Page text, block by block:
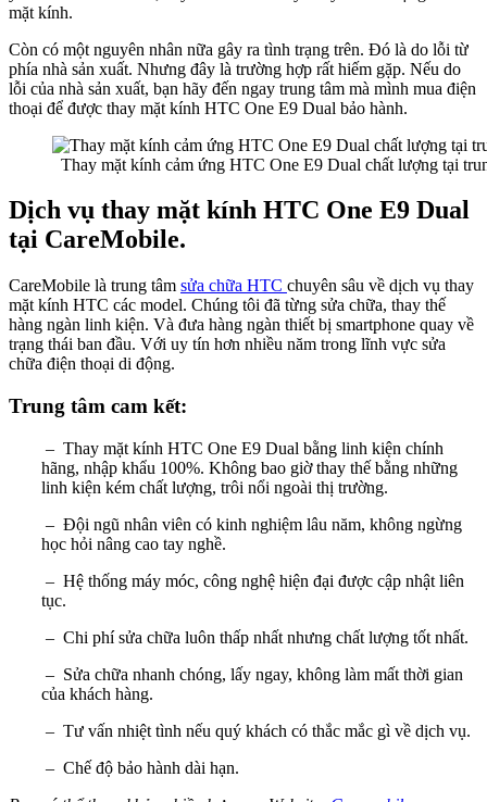
mặt kính.
Còn có một nguyên nhân nữa gây ra tình trạng trên. Đó là do lỗi từ
phía nhà sản xuất. Nhưng đây là trường hợp rất hiếm gặp. Nếu do
lỗi của nhà sản xuất, bạn hãy đến ngay trung tâm mà mình mua điện
thoại để được thay mặt kính HTC One E9 Dual bảo hành.
Thay mặt kính cảm ứng HTC One E9 Dual chất lượng tại
Dịch vụ thay mặt kính HTC One E9 Dual
tại CareMobile.
CareMobile là trung tâm sửa chữa HTC chuyên sâu về dịch vụ thay
mặt kính HTC các model. Chúng tôi đã từng sửa chữa, thay thế
hàng ngàn linh kiện. Và đưa hàng ngàn thiết bị smartphone quay về
trạng thái ban đầu. Với uy tín hơn nhiều năm trong lĩnh vực sửa
chữa điện thoại di động.
Trung tâm cam kết:
– Thay mặt kính HTC One E9 Dual bằng linh kiện chính
hãng, nhập khẩu 100%. Không bao giờ thay thế bằng những
linh kiện kém chất lượng, trôi nổi ngoài thị trường.
– Đội ngũ nhân viên có kinh nghiệm lâu năm, không ngừng
học hỏi nâng cao tay nghề.
– Hệ thống máy móc, công nghệ hiện đại được cập nhật liên
tục.
– Chi phí sửa chữa luôn thấp nhất nhưng chất lượng tốt nhất.
– Sửa chữa nhanh chóng, lấy ngay, không làm mất thời gian
của khách hàng.
– Tư vấn nhiệt tình nếu quý khách có thắc mắc gì về dịch vụ.
– Chế độ bảo hành dài hạn.